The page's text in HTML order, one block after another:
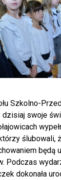
Szkolno-
dzisiaj swoje
ślubowali,
będą
Podczas
dokonała